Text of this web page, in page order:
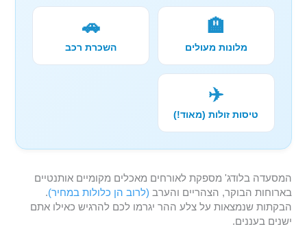
🏨
מלונות מעולים
🚗
השכרת רכב
✈️
טיסות זולות (מאוד!)
המסעדה בלודג' מספקת לאורחים מאכלים מקומיים אותנטיים
בארוחות הבוקר, הצהריים והערב (לרוב הן כלולות במחיר).
הבקתות שנמצאות על צלע ההר יגרמו לכם להרגיש כאילו אתם
ישנים בעננים.